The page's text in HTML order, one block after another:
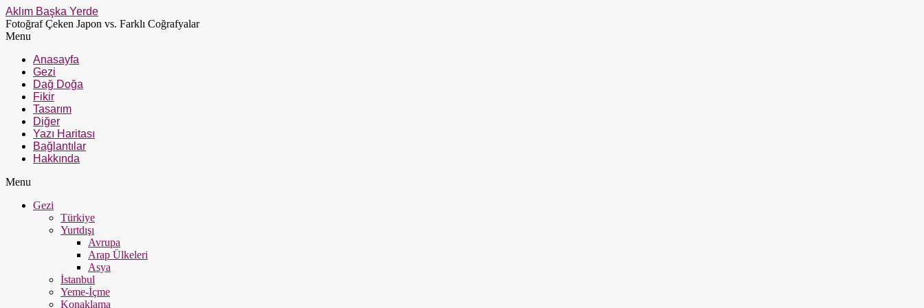
Aklım Başka Yerde
Fotoğraf Çeken Japon vs. Farklı Coğrafyalar
Menu
Anasayfa
Gezi
Dağ Doğa
Fikir
Tasarım
Diğer
Yazı Haritası
Bağlantılar
Hakkında
Menu
Gezi
Türkiye
Yurtdışı
Avrupa
Arap Ülkeleri
Asya
İstanbul
Yeme-İçme
Konaklama